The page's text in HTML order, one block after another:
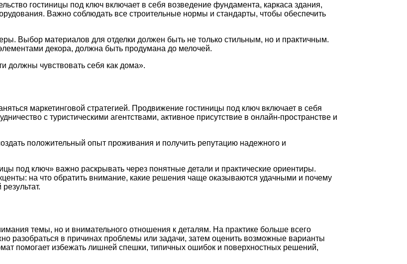
гостиницы под ключ включает в себя возведение фундамента, каркаса здания,
Важно соблюдать все строительные нормы и стандарты, чтобы обеспечить
Выбор материалов для отделки должен быть не только стильным, но и практичным.
декора, должна быть продумана до мелочей.
должны чувствовать себя как дома».
маркетинговой стратегией. Продвижение гостиницы под ключ включает в себя
с туристическими агентствами, активное присутствие в онлайн-пространстве и
положительный опыт проживания и получить репутацию надежного и
под ключ» важно раскрывать через понятные детали и практические ориентиры.
на что обратить внимание, какие решения чаще оказываются удачными и почему
темы, но и внимательного отношения к деталям. На практике больше всего
разобраться в причинах проблемы или задачи, затем оценить возможные варианты
помогает избежать лишней спешки, типичных ошибок и поверхностных решений,